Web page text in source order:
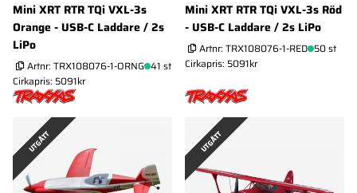
Mini XRT RTR TQi VXL-3s
Orange - USB-C Laddare / 2s
LiPo
Artnr: TRX108076-1-ORNG 41 st
Cirkapris: 5091kr
Mini XRT RTR TQi VXL-3s Röd
- USB-C Laddare / 2s LiPo
Artnr: TRX108076-1-RED 50 st
Cirkapris: 5091kr
UTGÅTT UTGÅTT